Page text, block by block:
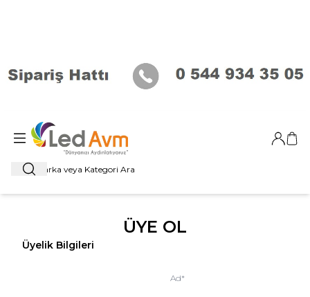
Ara
Giriş
ÜYE OL
Üyelik Bilgileri
Ad*